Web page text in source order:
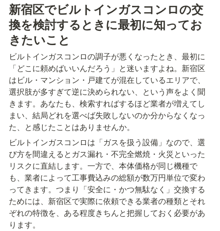
新宿区でビルトインガスコンロの交
換を検討するときに最初に知ってお
きたいこと
ビルトインガスコンロの調子が悪くなったとき、最初に
「どこに頼めばいいんだろう」と迷いますよね。新宿区
はビル・マンション・戸建てが混在しているエリアで、
選択肢が多すぎて逆に決められない、という声をよく聞
きます。あなたも、検索すればするほど業者が増えてし
まい、結局どれを選べば失敗しないのか分からなくなっ
た、と感じたことはありませんか。
ビルトインガスコンロは「ガスを扱う設備」なので、選
び方を間違えるとガス漏れ・不完全燃焼・火災といった
リスクに直結します。一方で、本体価格が同じ機種で
も、業者によって工事費込みの総額が数万円単位で変わ
ってきます。つまり「安全に・かつ無駄なく」交換する
ためには、新宿区で実際に依頼できる業者の種類とそれ
ぞれの特徴を、ある程度きちんと把握しておく必要があ
ります。